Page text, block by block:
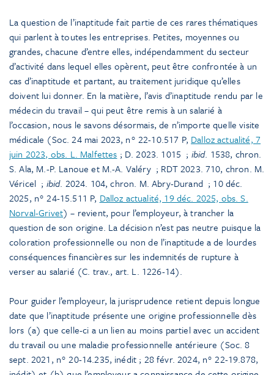
La question de l’inaptitude fait partie de ces rares thématiques
qui parlent à toutes les entreprises. Petites, moyennes ou
grandes, chacune d’entre elles, indépendamment du secteur
d’activité dans lequel elles opèrent, peut être confrontée à un
cas d’inaptitude et partant, au traitement juridique qu’elles
doivent lui donner. En la matière, l’avis d’inaptitude rendu par le
médecin du travail – qui peut être remis à un salarié à
l’occasion, nous le savons désormais, de n’importe quelle visite
médicale (Soc. 24 mai 2023, n° 22-10.517 P, Dalloz actualité, 7
juin 2023, obs. L. Malfettes ; D. 2023. 1015 ; ibid. 1538, chron.
S. Ala, M.-P. Lanoue et M.-A. Valéry ; RDT 2023. 710, chron. M.
Véricel ; ibid. 2024. 104, chron. M. Abry-Durand ; 10 déc.
2025, n° 24-15.511 P, Dalloz actualité, 19 déc. 2025, obs. S.
Norval-Grivet) – revient, pour l’employeur, à trancher la
question de son origine. La décision n’est pas neutre puisque la
coloration professionnelle ou non de l’inaptitude a de lourdes
conséquences financières sur les indemnités de rupture à
verser au salarié (C. trav., art. L. 1226-14).
Pour guider l’employeur, la jurisprudence retient depuis longue
date que l’inaptitude présente une origine professionnelle dès
lors (a) que celle-ci a un lien au moins partiel avec un accident
du travail ou une maladie professionnelle antérieure (Soc. 8
sept. 2021, n° 20-14.235, inédit ; 28 févr. 2024, n° 22-19.878,